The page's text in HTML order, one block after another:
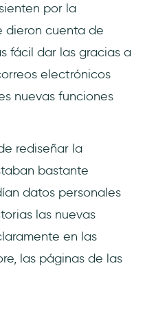
por la
dieron cuenta de
fácil dar las gracias a
electrónicos
nuevas funciones
rediseñar la
bastante
datos personales
las nuevas
en las
las páginas de las